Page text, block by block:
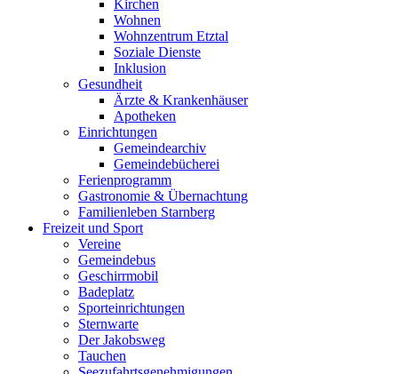
Kirchen
Wohnen
Wohnzentrum Etztal
Soziale Dienste
Inklusion
Gesundheit
Ärzte & Krankenhäuser
Apotheken
Einrichtungen
Gemeindearchiv
Gemeindebücherei
Ferienprogramm
Gastronomie & Übernachtung
Familienleben Starnberg
Freizeit und Sport
Vereine
Gemeindebus
Geschirrmobil
Badeplatz
Sporteinrichtungen
Sternwarte
Der Jakobsweg
Tauchen